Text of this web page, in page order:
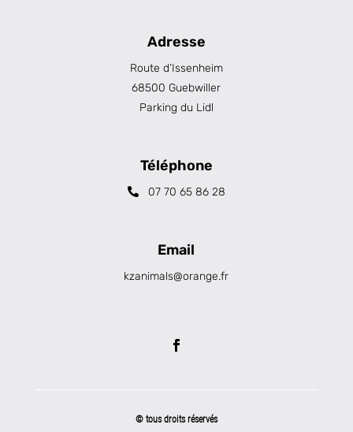
Adresse
Route d’Issenheim
68500 Guebwiller
Parking du Lidl
Téléphone
07 70 65 86 28
Email
kzanimals@orange.fr
© tous droits réservés